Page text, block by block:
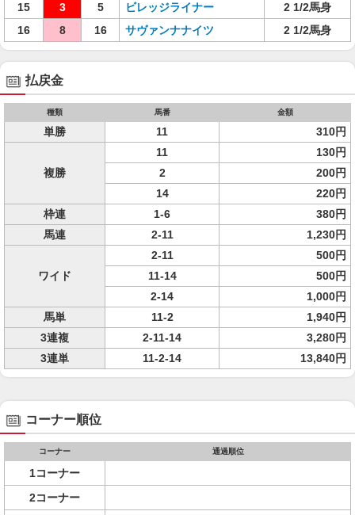
15
3 5 ビレッジライナー
2 1/2馬身
16
8 16 サヴァンナナイツ 2 1/2馬身
払戻金
種類 馬番 金額
単勝 11 310円
複勝
11
130円
2
200円
14
220円
枠連
1-6
380円
馬連
2-11 1,230円
ワイド
2-11
500円
11-14
500円
2-14
1,000円
馬単
11-2
1,940円
3連複
2-11-14
3,280円
3連単
11-2-14 13,840円
コーナー順位
コーナー 通過順位
1コーナー
2コーナー